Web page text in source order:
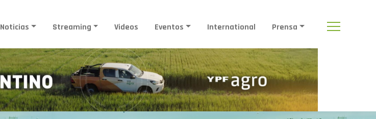
Noticias Streaming Videos Eventos International Prensa